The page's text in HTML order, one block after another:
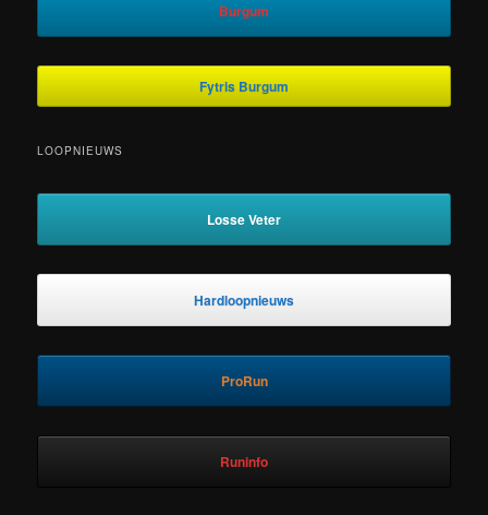
Burgum
Fytris Burgum
LOOPNIEUWS
Losse Veter
Hardloopnieuws
ProRun
Runinfo